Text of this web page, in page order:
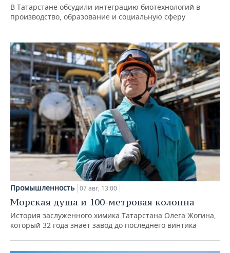
В Татарстане обсудили интеграцию биотехнологий в
производство, образование и социальную сферу
Промышленность 07 авг, 13:00
Морская душа и 100-метровая колонна
История заслуженного химика Татарстана Олега Жогина,
который 32 года знает завод до последнего винтика